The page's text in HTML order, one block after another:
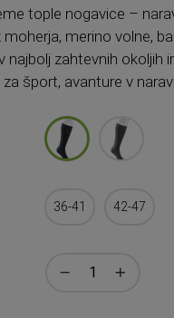
tople nogavice –
moherja, merino volne,
najbolj zahtevnih okoljih
šport, avanture v naravi.
36-41 42-47